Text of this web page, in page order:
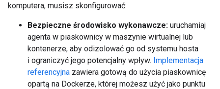
komputera, musisz skonfigurować:
Bezpieczne środowisko wykonawcze: uruchamiaj
agenta w piaskownicy w maszynie wirtualnej lub
kontenerze, aby odizolować go od systemu hosta
i ograniczyć jego potencjalny wpływ. Implementacja
referencyjna zawiera gotową do użycia piaskownicę
opartą na Dockerze, której możesz użyć jako punktu